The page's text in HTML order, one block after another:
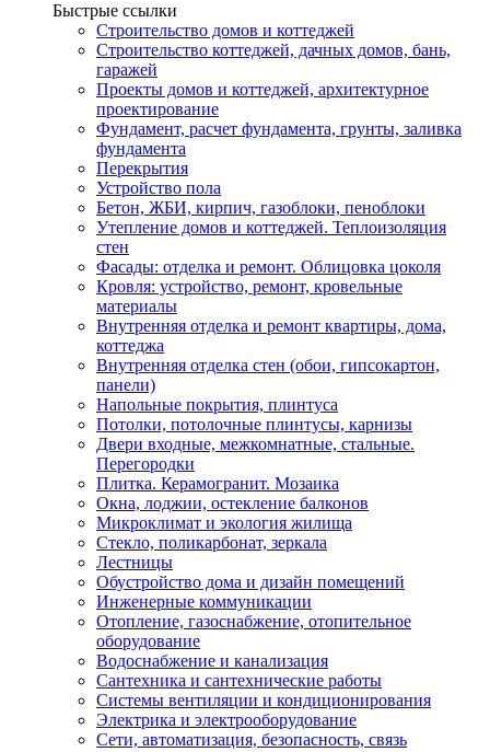
Быстрые ссылки
Строительство домов и коттеджей
Строительство коттеджей, дачных домов, бань,
гаражей
Проекты домов и коттеджей, архитектурное
проектирование
Фундамент, расчет фундамента, грунты, заливка
фундамента
Перекрытия
Устройство пола
Бетон, ЖБИ, кирпич, газоблоки, пеноблоки
Утепление домов и коттеджей. Теплоизоляция
стен
Фасады: отделка и ремонт. Облицовка цоколя
Кровля: устройство, ремонт, кровельные
материалы
Внутренняя отделка и ремонт квартиры, дома,
коттеджа
Внутренняя отделка стен (обои, гипсокартон,
панели)
Напольные покрытия, плинтуса
Потолки, потолочные плинтусы, карнизы
Двери входные, межкомнатные, стальные.
Перегородки
Плитка. Керамогранит. Мозаика
Окна, лоджии, остекление балконов
Микроклимат и экология жилища
Стекло, поликарбонат, зеркала
Лестницы
Обустройство дома и дизайн помещений
Инженерные коммуникации
Отопление, газоснабжение, отопительное
оборудование
Водоснабжение и канализация
Сантехника и сантехнические работы
Системы вентиляции и кондиционирования
Электрика и электрооборудование
Сети, автоматизация, безопасность, связь